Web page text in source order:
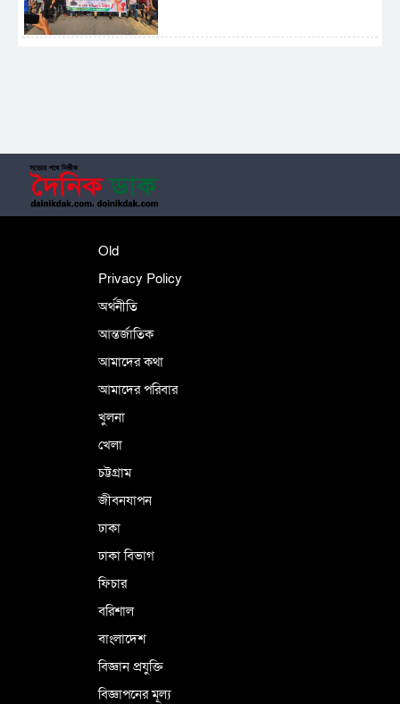
Old
Privacy Policy
অর্থনীতি
আন্তর্জাতিক
আমাদের কথা
আমাদের পরিবার
খুলনা
খেলা
চট্টগ্রাম
জীবনযাপন
ঢাকা
ঢাকা বিভাগ
ফিচার
বরিশাল
বাংলাদেশ
বিজ্ঞান প্রযুক্তি
বিজ্ঞাপনের মূল্য